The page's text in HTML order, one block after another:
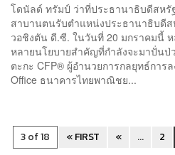
โดนัลด์ ทรัมป์ ว่าที่ประธานาธิบดีสหรั
สาบานตนรับตำแหน่งประธานาธิบดี
วอชิงตัน ดี.ซี. ในวันที่ 20 มกราคมนี้
หลายนโยบายสำคัญที่กำลังจะมาปั่นป่
ตะกะ CFP® ผู้อำนวยการกลยุทธ์การ
Office ธนาคารไทยพาณิชย...
3 of 18 « FIRST « ... 2